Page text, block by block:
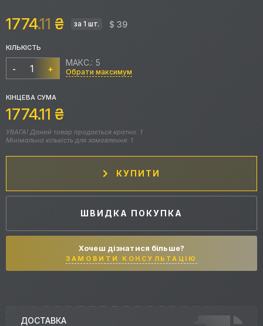
1774.11 ₴ за 1 шт. $ 39
КІЛЬКІСТЬ
- +
МАКС.: 5
Обрати максимум
КІНЦЕВА СУМА
1774.11 ₴
УВАГА! Даний товар продається кратно: 1
Мінімальна кількість для замовлення: 1
КУПИТИ
ШВИДКА ПОКУПКА
Хочеш дізнатися більше?
ЗАМОВИТИ КОНСУЛЬТАЦІЮ
ДОСТАВКА